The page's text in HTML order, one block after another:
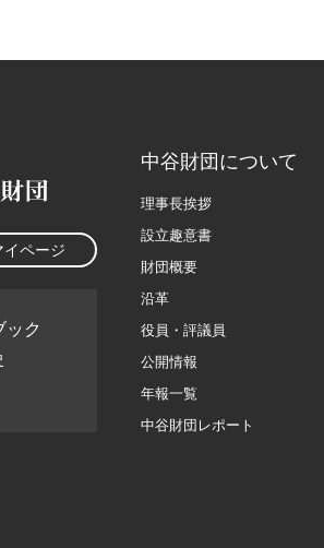
イページ
ック
中谷財団について
理事長挨拶
設立趣意書
財団概要
沿革
役員・評議員
公開情報
年報一覧
中谷財団レポート